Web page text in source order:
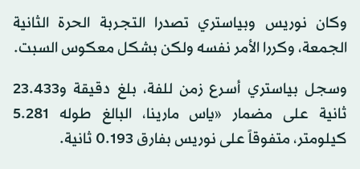
وكان نوريس وبياستري تصدرا التجربة الحرة الثانية
الجمعة، وكررا الأمر نفسه ولكن بشكل معكوس السبت.
وسجل بياستري أسرع زمن للفة، بلغ دقيقة و23.433
ثانية على مضمار «ياس مارينا، البالغ طوله 5.281
كيلومتر، متفوقاً على نوريس بفارق 0.193 ثانية.